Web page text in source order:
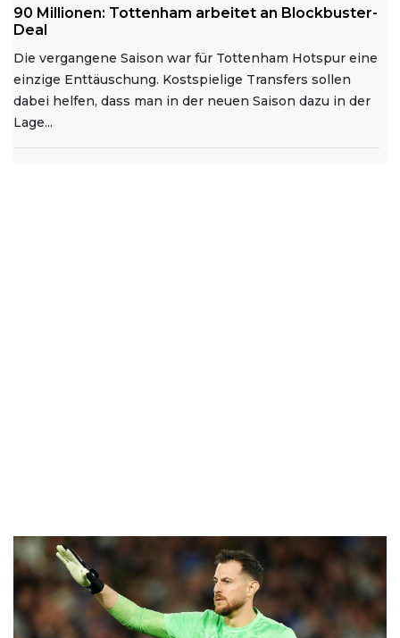
90 Millionen: Tottenham arbeitet an Blockbuster-
Deal
Die vergangene Saison war für Tottenham Hotspur eine
einzige Enttäuschung. Kostspielige Transfers sollen
dabei helfen, dass man in der neuen Saison dazu in der
Lage...